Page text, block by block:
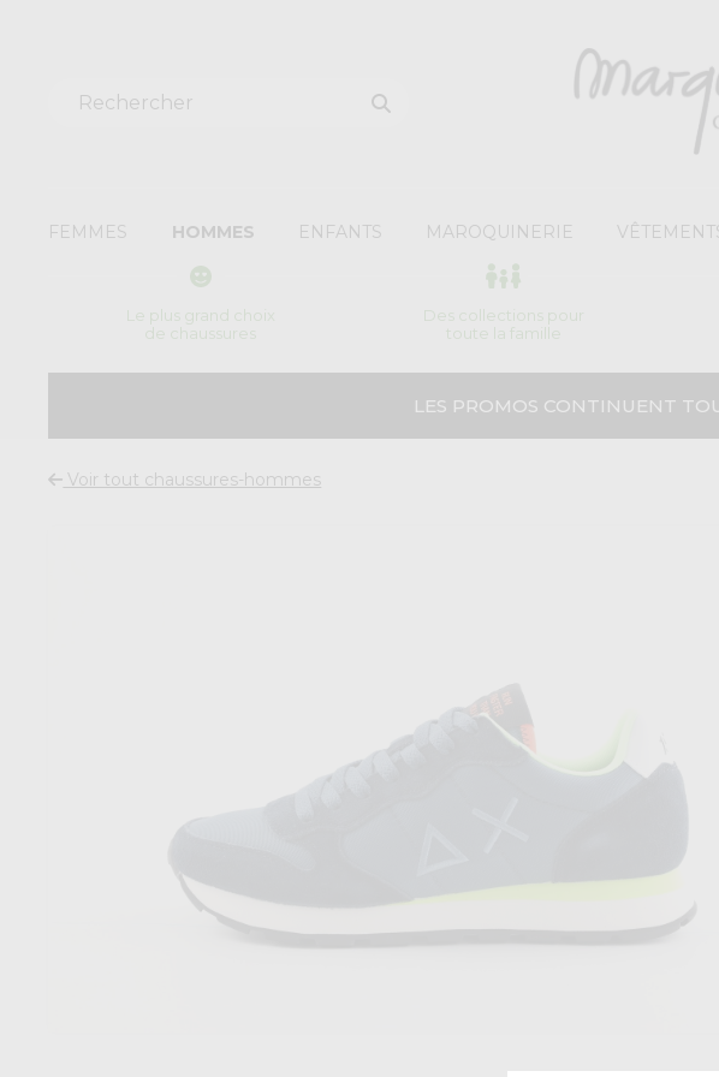
FEMMES HOMMES ENFANTS MAROQUINERIE
Le plus grand choix
de chaussures
Des collections pour
toute la famille
LES PROMOS CONTINUENT
Voir tout chaussures-hommes